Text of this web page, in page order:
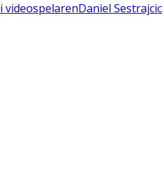
i videospelarenDaniel Sestrajcic